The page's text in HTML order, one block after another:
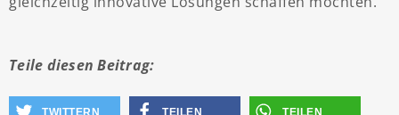
Teile diesen Beitrag:
TWITTERN TEILEN TEILEN